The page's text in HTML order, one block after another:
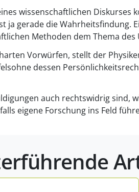
wissenschaftlichen Diskurses
ja gerade die Wahrheitsfindung.
Methoden dem Thema
Vorwürfen, stellt der
dessen
auch rechtswidrig sind,
eigene Forschung ins Feld